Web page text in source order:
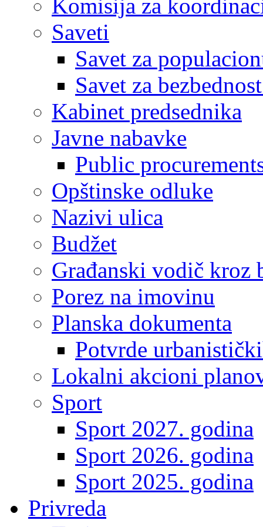
Komisija za
Saveti
Savet za
Savet za
Kabinet predsednika
Javne nabavke
Public
Opštinske odluke
Nazivi ulica
Budžet
Građanski vodič kroz
Porez na imovinu
Planska dokumenta
Potvrde
Lokalni akcioni
Sport
Sport 2027. godina
Sport 2026. godina
Sport 2025. godina
Privreda